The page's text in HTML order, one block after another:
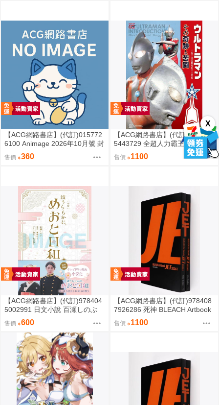
X
【ACG網路書店】(代訂)015772
6100 Animage 2026年10月號 封
面:二十世紀電氣目錄
售價 360
【ACG網路書店】(代訂)978406
5443729 全超人力霸王 INTROD
UCTION その奇跡と苦闘
售價 1100
【ACG網路書店】(代訂)978404
5002991 日文小說 百瀬しのぶ
「宛如粼光夫婦日和 波うららか
に、めおと日和」
售價 600
【ACG網路書店】(代訂)978408
7926286 死神 BLEACH Artbook
「JET 2026 1」
售價 1100